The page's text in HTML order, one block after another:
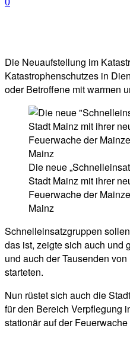
Die Neuaufstellung im
Katastrophenschutzes in
oder Betroffene mit warmen
Die neue
Stadt Mainz mit ihrer
Feuerwache der
Mainz
Schnelleinsatzgruppen
das ist, zeigte sich auch und
und auch der Tausenden
starteten.
Nun rüstet sich auch die
für den Bereich Verpflegung
stationär auf der